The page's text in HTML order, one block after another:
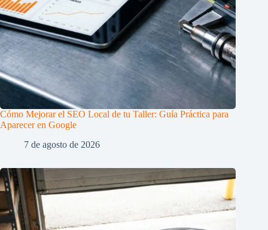
Cómo Mejorar el SEO Local de tu Taller: Guía Práctica para
Aparecer en Google
7 de agosto de 2026